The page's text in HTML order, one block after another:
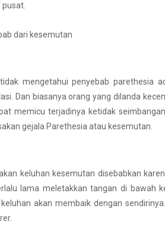
dari kesemutan
mengetahui penyebab parethesia
Dan biasanya orang yang dilanda
memicu terjadinya ketidak
gejala Parethesia atau kesemutan.
keluhan kesemutan disebabkan
lama meletakkan tangan di bawah
akan membaik dengan